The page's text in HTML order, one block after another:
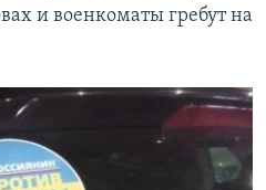
и военкоматы гребут на